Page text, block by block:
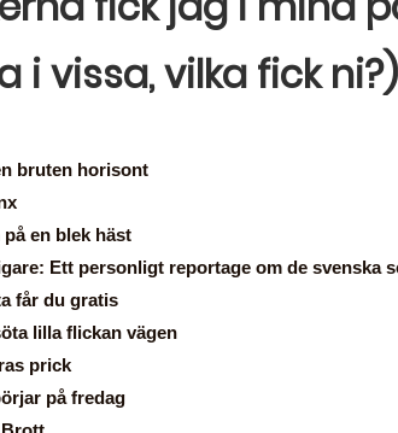
i vissa, vilka fick
bruten horisont
en blek häst
Ett personligt reportage om de svenska
får du gratis
lilla flickan vägen
prick
på fredag